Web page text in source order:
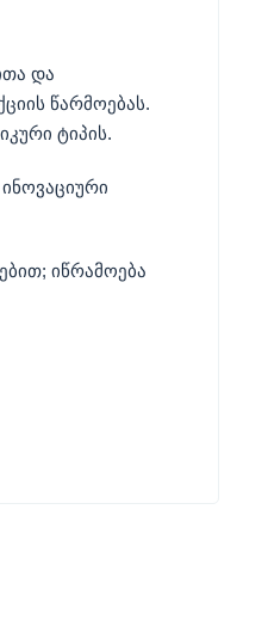
და
წარმოებას.
ტიპის.
იწრამოება